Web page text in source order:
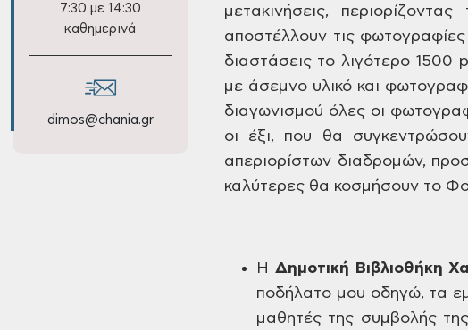
7:30 με 14:30
καθημερινά
dimos@chania.gr
μετακινήσεις,
αποστέλλουν τις
διαστάσεις το λιγότερο 1500
με άσεμνο υλικό και
διαγωνισμού όλεςοι
οι έξι, που θα
απεριορίστων διαδρομών,
καλύτερες θα κοσμήσουν το
Η Δημοτική Βιβλιοθήκη
ποδήλατο μου οδηγώ, τα
μαθητές της συμβολής